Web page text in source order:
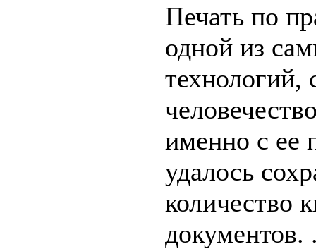
Печать по
одной из
технологий,
именно с
удалось
количество
документов.